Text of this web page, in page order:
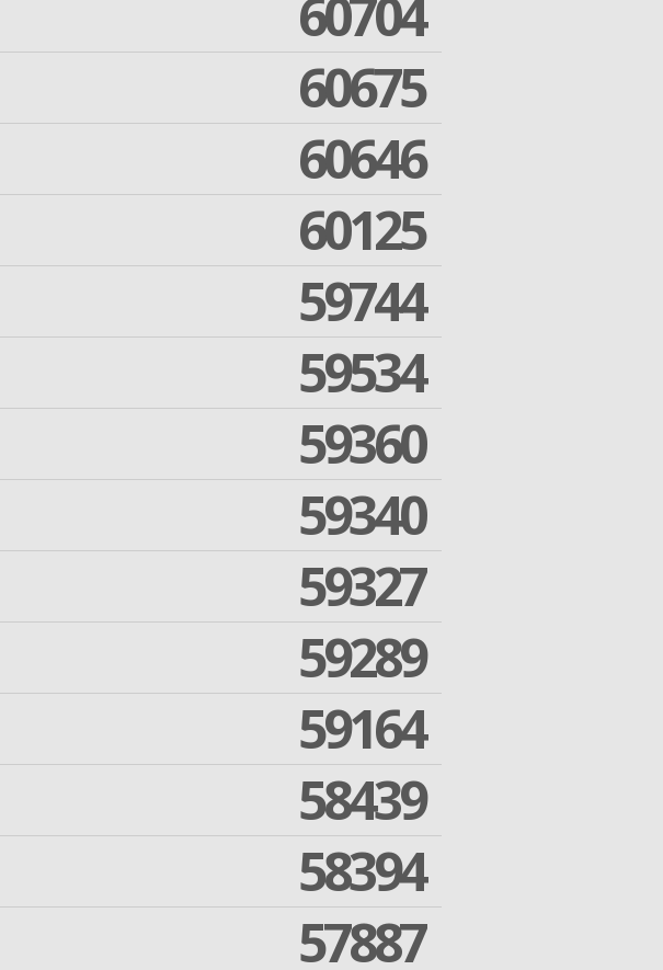
60704
60675
60646
60125
59744
59534
59360
59340
59327
59289
59164
58439
58394
57887